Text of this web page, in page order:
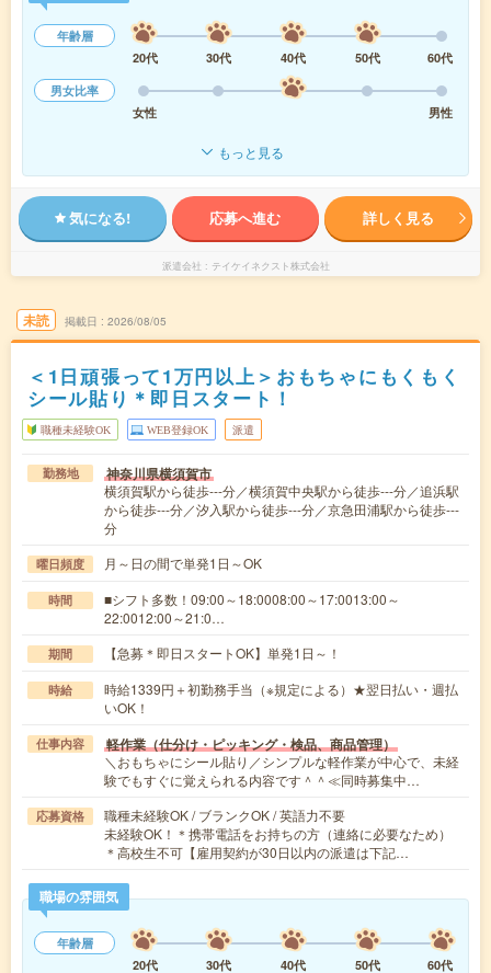
年齢層
20代
30代 40代 50代
60代
男女比率
女性
男性
もっと見る
気になる! 応募へ進む 詳しく見る
派遣会社 テイケイネクスト株式会社
未読 掲載日 2026/08/05
＜1日頑張って1万円以上＞おもちゃにもくもく
シール貼り＊即日スタート！
職種未経験OK WEB登録OK 派遣
勤務地 神奈川県横須賀市
横須賀駅から徒歩---分／横須賀中央駅から徒歩---分／追浜駅
から徒歩---分／汐入駅から徒歩---分／京急田浦駅から徒歩---
分
曜日頻度 月～日の間で単発1日～OK
時間
■シフト多数！09:00～18:0008:00～17:0013:00～
22:0012:00～21:0…
期間 【急募＊即日スタートOK】単発1日～！
時給
時給1339円＋初勤務手当（※規定による）★翌日払い・週払
いOK！
仕事内容 軽作業（仕分け・ピッキング・検品、商品管理）
＼おもちゃにシール貼り／シンプルな軽作業が中心で、未経
験でもすぐに覚えられる内容です＾＾≪同時募集中…
応募資格
職種未経験OK / ブランクOK / 英語力不要
未経験OK！＊携帯電話をお持ちの方（連絡に必要なため）
＊高校生不可【雇用契約が30日以内の派遣は下記…
職場の雰囲気
年齢層
20代
30代 40代 50代 60代